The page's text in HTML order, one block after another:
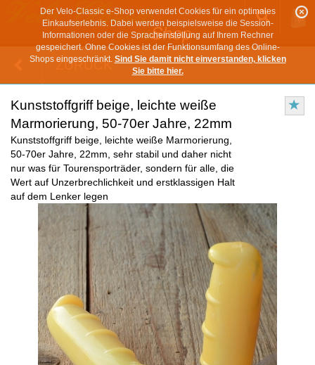
Der Velo-Classic e-Shop verwendet Cookies für ein optimales
Einkaufserlebnis. Dabei werden beispielsweise die Session-
Informationen oder die Spracheinstellung auf Ihrem Rechner
gespeichert. Ohne Cookies ist der Funktionsumfang des Online-
Shops eingeschränkt. Sind Sie damit nicht einverstanden, klicken
Sie bitte hier.
ZURÜCK
Kunststoffgriff beige, leichte weiße
Marmorierung, 50-70er Jahre, 22mm
Kunststoffgriff beige, leichte weiße Marmorierung,
50-70er Jahre, 22mm, sehr stabil und daher nicht
nur was für Tourensporträder, sondern für alle, die
Wert auf Unzerbrechlichkeit und erstklassigen Halt
auf dem Lenker legen